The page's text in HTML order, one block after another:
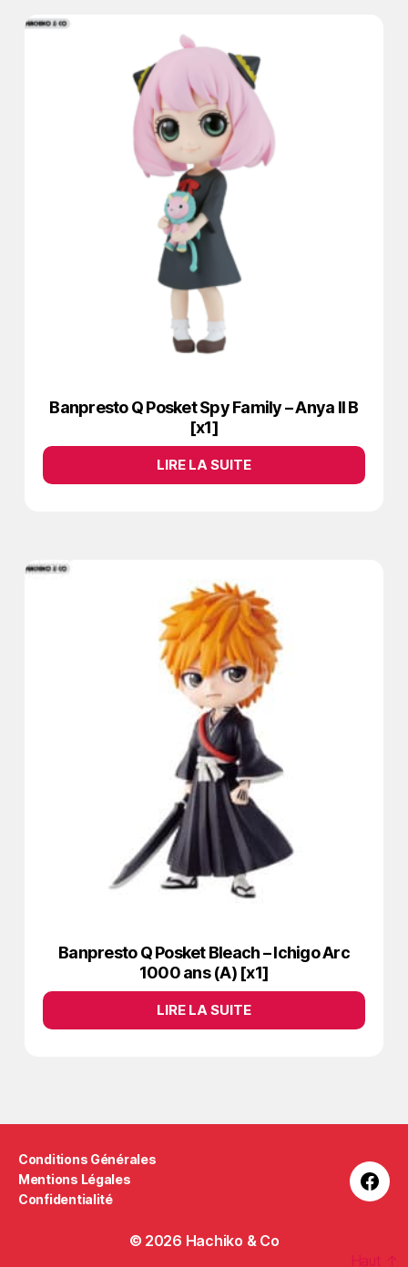
Banpresto Q Posket Spy Family – Anya II B
[x1]
LIRE LA SUITE
Banpresto Q Posket Bleach – Ichigo Arc
1000 ans (A) [x1]
LIRE LA SUITE
Conditions Générales
Mentions Légales
Confidentialité
Haut ↑
© 2026 Hachiko & Co